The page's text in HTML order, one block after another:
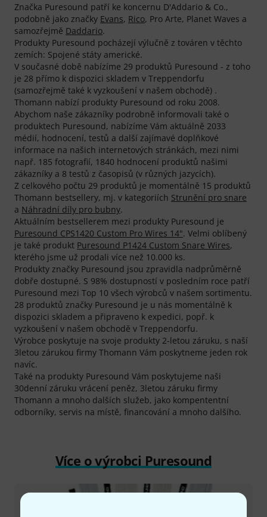
Značka Puresound patří ke koncernu D'Addario & Co.,
podobně jako značky Evans, Rico, Pro Arte, Planet Waves a
samozřejmě Daddario.
Produkty Puresound pocházejí výlučně z továren v těchto
zemích: Spojené státy americké.
V současné době nabízíme 29 produktů Puresound - z toho
je 28 přímo k dispozici skladem v Treppendorfu
(samozřejmě také k vyzkoušení v našem obchodě) .
Thomann nabízí produkty Puresound od roku 2008.
Abychom naše zákazníky podrobně informovali také o
produktech Puresound, nabízíme Vám aktuálně 2033
médií, hodnocení, testů a další zajímavé doplňkové
informace na našich internetových stránkách, mezi nimi
např. 185 fotografií, 1840 hodnocení produktů našimi
zákazníky a 8 testů z časopisů (v různých jazycích).
Z celkového počtu 29 produktů je momentálně 15 produktů
Thomann bestsellery, mj. v kategoriích Strunění pro snare
a Náhradní díly pro bubny.
Aktuálním bestsellerem mezi produkty Puresound je
Puresound CPS1420 Custom Pro Wires 14". Velmi oblíbený
je také produkt Puresound P1424 Custom Snare Wires,
kterého jsme už prodali více než 10.000 ks.
Produkty značky Puresound jsou zpravidla nadprůměrně
dobře dostupné. S 98% dostupností v posledním roce patří
Puresound mezi Top 10 všech výrobců v našem sortimentu.
28 produktů značky Puresound je u nás momentálně k
dispozici skladem a připraveno k expedici, popř. k
vyzkoušení v našem obchodě v Treppendorfu.
Výrobce poskytuje na svoje produkty 2-letou záruku, s naší
3letou zárukou firmy Thomann Vám poskytneme jeden rok
navíc.
Také na produkty Puresound Vám poskytujeme naši
30denní záruku vrácení peněz, 3letou záruku firmy
Thomann a mnoho dalších služeb, jako kompententní
odborníky, servis na místě, financování a mnoho dalšího.
Více o výrobci Puresound